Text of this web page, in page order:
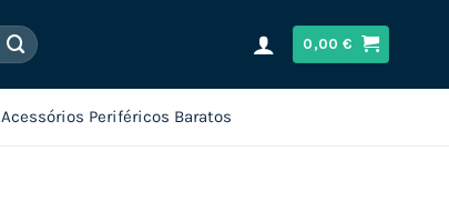
0,00€
Acessórios Periféricos Baratos